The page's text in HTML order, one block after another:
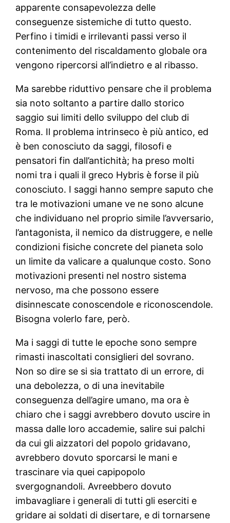
apparente consapevolezza delle
conseguenze sistemiche di tutto questo.
Perfino i timidi e irrilevanti passi verso il
contenimento del riscaldamento globale ora
vengono ripercorsi all’indietro e al ribasso.
Ma sarebbe riduttivo pensare che il problema
sia noto soltanto a partire dallo storico
saggio sui limiti dello sviluppo del club di
Roma. Il problema intrinseco è più antico, ed
è ben conosciuto da saggi, filosofi e
pensatori fin dall’antichità; ha preso molti
nomi tra i quali il greco Hybris è forse il più
conosciuto. I saggi hanno sempre saputo che
tra le motivazioni umane ve ne sono alcune
che individuano nel proprio simile l’avversario,
l’antagonista, il nemico da distruggere, e nelle
condizioni fisiche concrete del pianeta solo
un limite da valicare a qualunque costo. Sono
motivazioni presenti nel nostro sistema
nervoso, ma che possono essere
disinnescate conoscendole e riconoscendole.
Bisogna volerlo fare, però.
Ma i saggi di tutte le epoche sono sempre
rimasti inascoltati consiglieri del sovrano.
Non so dire se si sia trattato di un errore, di
una debolezza, o di una inevitabile
conseguenza dell’agire umano, ma ora è
chiaro che i saggi avrebbero dovuto uscire in
massa dalle loro accademie, salire sui palchi
da cui gli aizzatori del popolo gridavano,
avrebbero dovuto sporcarsi le mani e
trascinare via quei capipopolo
svergognandoli. Avreebbero dovuto
imbavagliare i generali di tutti gli eserciti e
gridare ai soldati di disertare, e di tornarsene